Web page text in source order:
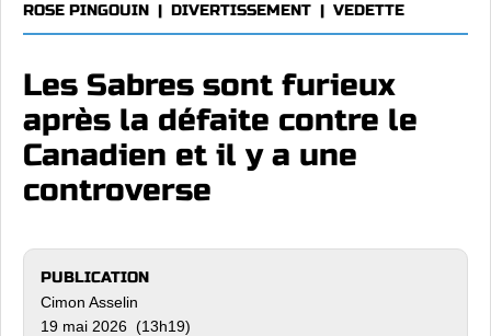
ROSE PINGOUIN | DIVERTISSEMENT | VEDETTE
Les Sabres sont furieux
après la défaite contre le
Canadien et il y a une
controverse
PUBLICATION
Cimon Asselin
19 mai 2026 (13h19)